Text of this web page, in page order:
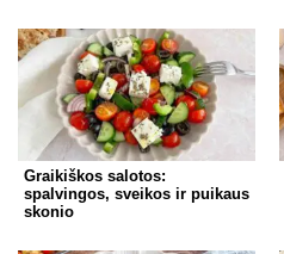
Graikiškos salotos:
spalvingos, sveikos ir puikaus
skonio